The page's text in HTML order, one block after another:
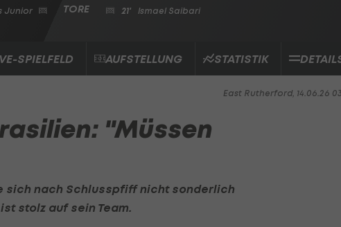
Junior 21' Ismael Saibari
SPIELFELD AUFSTELLUNG STATISTIK
East Rutherford, 14.06.26
"Müssen
sich nach Schlusspfiff nicht sonderlich
stolz auf sein Team.